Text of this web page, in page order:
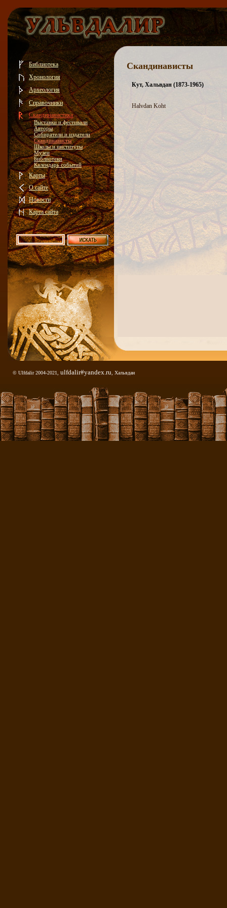
Библиотека
Хронология
Археология
Справочники
Скандинавистика
Выставки и фестивали
Авторы
Собиратели и издатели
Скандинависты
Школы и институты
Музеи
Библиотеки
Календарь событий
Карты
О сайте
Новости
Карта сайта
© Ulfdalir 2004-2021, ulfdalir#yandex.ru , Хальвдан
Скандинависты
Кут, Хальвдан (1873-1965)
Halvdan Koht